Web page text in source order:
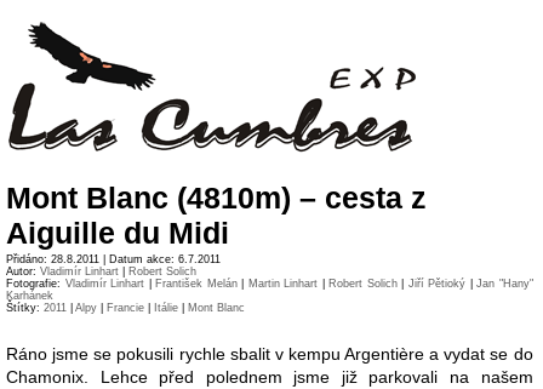
Mont Blanc (4810m) – cesta z
Aiguille du Midi
Přidáno: 28.8.2011 | Datum akce: 6.7.2011
Autor: Vladimír Linhart
Robert Solich
Fotografie: Vladimír Linhart František Melán| Martin Linhart Robert Solich| Jiří Pětioký |Jan "Hany"
Karhánek
Štítky: 2011 Alpy Francie Itálie Mont Blanc
Ráno jsme se pokusili rychle sbalit v kempu Argentière a vydat se do
Chamonix. Lehce před polednem jsme již parkovali na našem